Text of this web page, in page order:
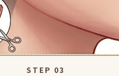
STEP 03